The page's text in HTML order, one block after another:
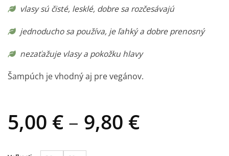
vlasy sú čisté, lesklé, dobre sa rozčesávajú
jednoducho sa používa, je ľahký a dobre prenosný
nezaťažuje vlasy a pokožku hlavy
Šampúch je vhodný aj pre vegánov.
5,00 € – 9,80 €Price